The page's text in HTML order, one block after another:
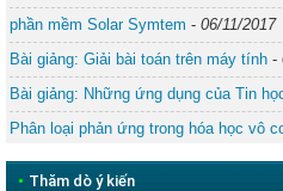
phần mềm Solar Symtem - 06/11/2017
Bài giảng: Giải bài toán trên máy tính -
Bài giảng: Những ứng dụng của Tin
Phân loại phản ứng trong hóa học vô
• Thăm dò ý kiến